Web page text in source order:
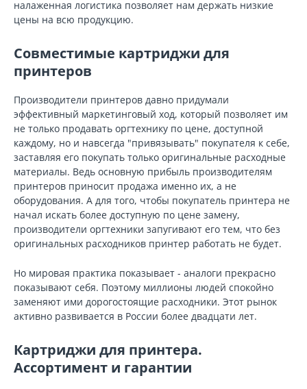
налаженная логистика позволяет нам держать низкие
цены на всю продукцию.
Совместимые картриджи для
принтеров
Производители принтеров давно придумали
эффективный маркетинговый ход, который позволяет им
не только продавать оргтехнику по цене, доступной
каждому, но и навсегда "привязывать" покупателя к себе,
заставляя его покупать только оригинальные расходные
материалы. Ведь основную прибыль производителям
принтеров приносит продажа именно их, а не
оборудования. А для того, чтобы покупатель принтера не
начал искать более доступную по цене замену,
производители оргтехники запугивают его тем, что без
оригинальных расходников принтер работать не будет.
Но мировая практика показывает - аналоги прекрасно
показывают себя. Поэтому миллионы людей спокойно
заменяют ими дорогостоящие расходники. Этот рынок
активно развивается в России более двадцати лет.
Картриджи для принтера.
Ассортимент и гарантии